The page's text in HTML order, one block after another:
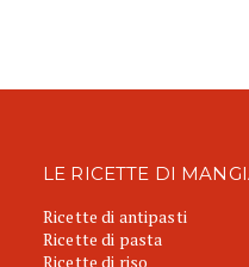
LE RICETTE DI
Ricette di antipasti
Ricette di pasta
Ricette di riso